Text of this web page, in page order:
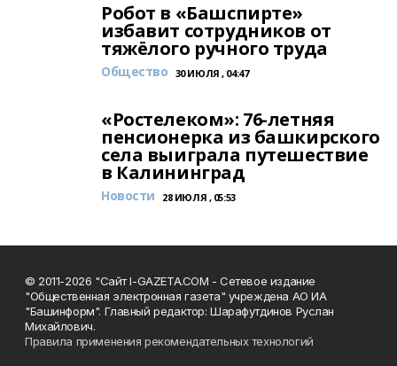
Робот в «Башспирте»
избавит сотрудников от
тяжёлого ручного труда
Общество 30 ИЮЛЯ , 04:47
«Ростелеком»: 76-летняя
пенсионерка из башкирского
села выиграла путешествие
в Калининград
Новости 28 ИЮЛЯ , 05:53
© 2011-2026 "Сайт I-GAZETA.COM - Сетевое издание
"Общественная электронная газета" учреждена АО ИА
"Башинформ". Главный редактор: Шарафутдинов Руслан
Михайлович.
Правила применения рекомендательных технологий